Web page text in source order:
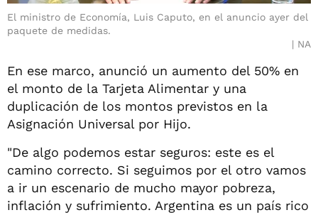
El ministro de Economía, Luis Caputo, en el anuncio ayer del
paquete de medidas.
NA
En ese marco, anunció un aumento del 50% en
el monto de la Tarjeta Alimentar y una
duplicación de los montos previstos en la
Asignación Universal por Hijo.
"De algo podemos estar seguros: este es el
camino correcto. Si seguimos por el otro vamos
a ir un escenario de mucho mayor pobreza,
inflación y sufrimiento. Argentina es un país rico